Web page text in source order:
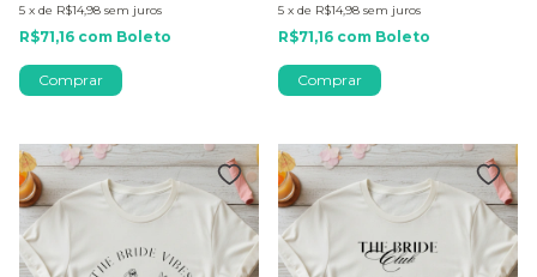
5 x de R$14,98 sem juros
R$71,16 com Boleto
Comprar
5 x de R$14,98 sem juros
R$71,16 com Boleto
Comprar